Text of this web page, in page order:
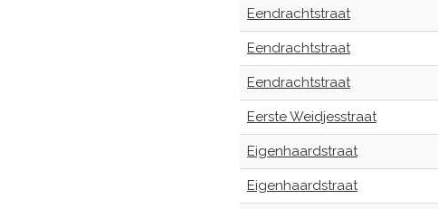
Eendrachtstraat
Eendrachtstraat
Eendrachtstraat
Eerste Weidjesstraat
Eigenhaardstraat
Eigenhaardstraat